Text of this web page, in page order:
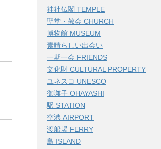
神社仏閣 TEMPLE
聖堂・教会 CHURCH
博物館 MUSEUM
素晴らしい出会い
一期一会 FRIENDS
文化財 CULTURAL PROPERTY
ユネスコ UNESCO
御囃子 OHAYASHI
駅 STATION
空港 AIRPORT
渡船場 FERRY
島 ISLAND